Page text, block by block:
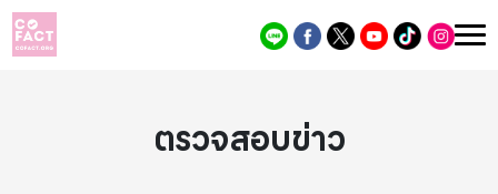
ตรวจสอบข่าว